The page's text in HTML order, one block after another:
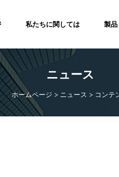
私たちに関しては 製品
ニュース
ホームページ > ニュース > コンテ